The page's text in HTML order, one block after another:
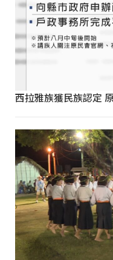
西拉雅族獲民族認定